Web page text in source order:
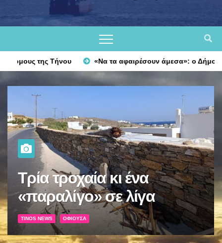
«Να τα αφαιρέσουν άμεσα»: ο Δήμος βάζει τάξη σε πινακίδες
«Να τα αφαιρέσουν
άμεσα»: ο Δήμος βάζει
τάξη σε πινακίδες και
κατειλημμένα πεζοδρόμια
TINOS NEWS ΟΦΙΟΎΣΑ